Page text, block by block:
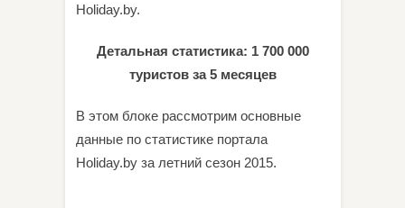
Holiday.by.
Детальная статистика: 1 700 000
туристов за 5 месяцев
В этом блоке рассмотрим основные
данные по статистике портала
Holiday.by за летний сезон 2015.